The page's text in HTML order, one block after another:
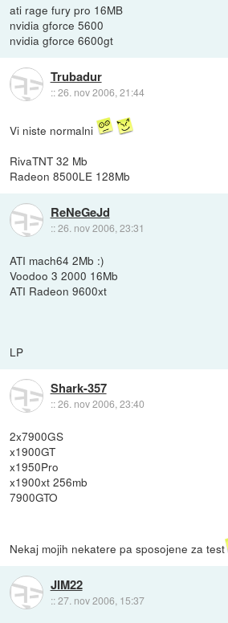
ati rage fury pro 16MB
nvidia gforce 5600
nvidia gforce 6600gt
Trubadur
::26. nov 2006, 21:44
Vi niste normalni
RivaTNT 32 Mb
Radeon 8500LE 128Mb
ReNeGeJd
::26. nov 2006, 23:31
ATI mach64 2Mb :)
Voodoo 3 2000 16Mb
ATI Radeon 9600xt
LP
Shark-357
::26. nov 2006, 23:40
2x7900GS
x1900GT
x1950Pro
x1900xt 256mb
7900GTO
Nekaj mojih nekatere pa sposojene za test
JIM22
::27. nov 2006, 15:37